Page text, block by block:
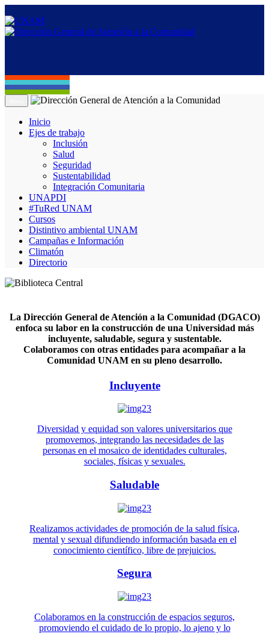
Inicio
Ejes de trabajo
Inclusión
Salud
Seguridad
Sustentabilidad
Integración Comunitaria
UNAPDI
#TuRed UNAM
Cursos
Distintivo ambiental UNAM
Campañas e Información
Climatón
Directorio
La Dirección General de Atención a la Comunidad (DGACO)
enfoca su labor en la construcción de una Universidad más
incluyente, saludable, segura y sustentable.
Colaboramos con otras entidades para acompañar a la
Comunidad UNAM en su pleno desarrollo.
Incluyente
Diversidad y equidad son valores universitarios que
promovemos, integrando las necesidades de las
personas en el mosaico de identidades culturales,
sociales, físicas y sexuales.
Saludable
Realizamos actividades de promoción de la salud física,
mental y sexual difundiendo información basada en el
conocimiento científico, libre de prejuicios.
Segura
Colaboramos en la construcción de espacios seguros,
promoviendo el cuidado de lo propio, lo ajeno y lo